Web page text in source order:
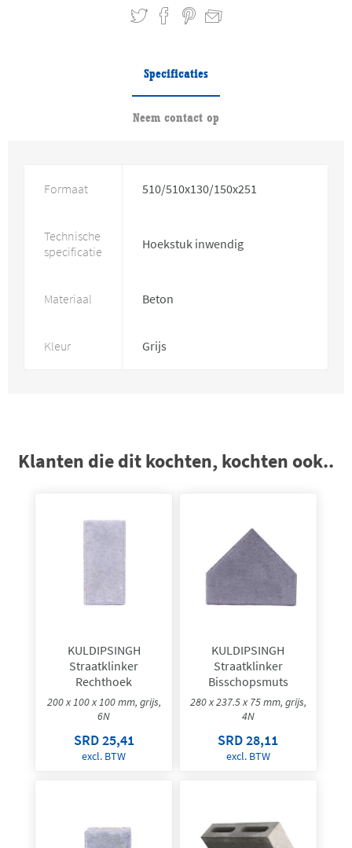
Specificaties
Neem contact op
Formaat 510/510x130/150x251
Technische
specificatie
Hoekstuk inwendig
Materiaal Beton
Kleur Grijs
Klanten die dit kochten, kochten ook..
KULDIPSINGH
Straatklinker
Rechthoek
200 x 100 x 100 mm, grijs,
6N
SRD 25,41
excl. BTW
KULDIPSINGH
Straatklinker
Bisschopsmuts
280 x 237.5 x 75 mm, grijs,
4N
SRD 28,11
excl. BTW